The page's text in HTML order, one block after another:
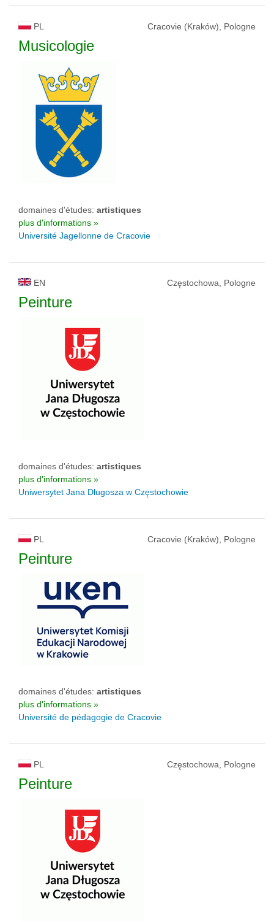
PL Cracovie (Kraków), Pologne
Musicologie
domaines d'études: artistiques
plus d'informations »
Université Jagellonne de Cracovie
EN Częstochowa, Pologne
Peinture
domaines d'études: artistiques
plus d'informations »
Uniwersytet Jana Długosza w Częstochowie
PL Cracovie (Kraków), Pologne
Peinture
domaines d'études: artistiques
plus d'informations »
Université de pédagogie de Cracovie
PL Częstochowa, Pologne
Peinture